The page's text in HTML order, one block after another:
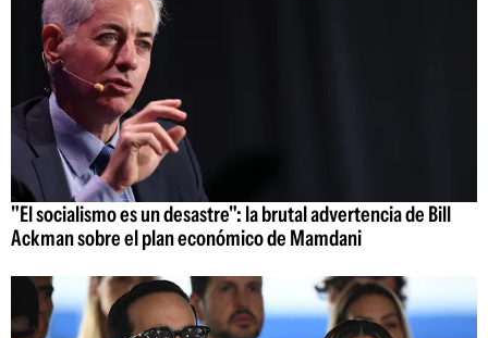
"El socialismo es un desastre": la brutal advertencia de Bill
Ackman sobre el plan económico de Mamdani